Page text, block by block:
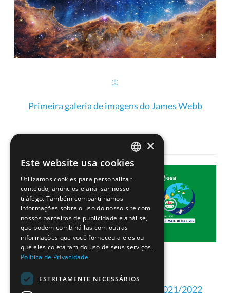
Primeira galeria de imagens do James Webb
Projetos dos Detetives do Clima 2021/2022
PORTUGUESE
ENGLISH
×
Este website usa cookies
Utilizamos cookies para personalizar
conteúdo, anúncios e analisar nosso
tráfego. Também compartilhamos
informações sobre o uso do nosso site com
nossos parceiros de publicidade e análise,
que podem combiná-las com outras
informações que você forneceu a eles ou
que eles coletaram do uso de seus serviços.
Política de Privacidade
ESTRITAMENTE NECESSÁRIOS